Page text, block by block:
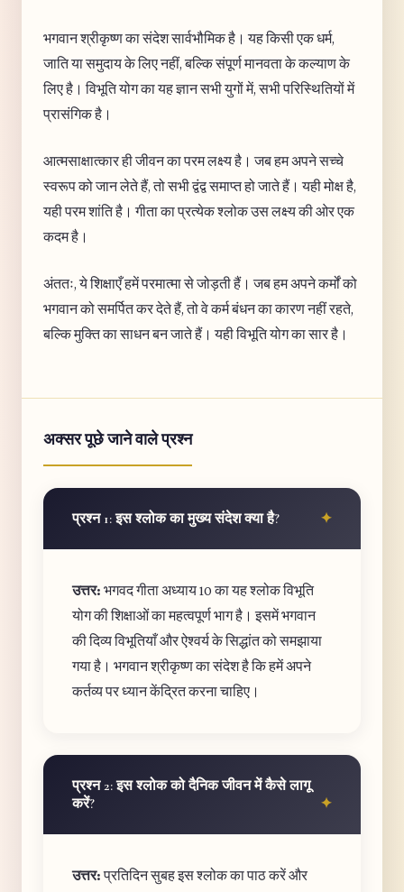
भगवान श्रीकृष्ण का संदेश सार्वभौमिक है। यह किसी एक धर्म,
जाति या समुदाय के लिए नहीं, बल्कि संपूर्ण मानवता के कल्याण के
लिए है। विभूति योग का यह ज्ञान सभी युगों में, सभी परिस्थितियों में
प्रासंगिक है।
आत्मसाक्षात्कार ही जीवन का परम लक्ष्य है। जब हम अपने सच्चे
स्वरूप को जान लेते हैं, तो सभी द्वंद्व समाप्त हो जाते हैं। यही मोक्ष है,
यही परम शांति है। गीता का प्रत्येक श्लोक उस लक्ष्य की ओर एक
कदम है।
अंततः, ये शिक्षाएँ हमें परमात्मा से जोड़ती हैं। जब हम अपने कर्मों को
भगवान को समर्पित कर देते हैं, तो वे कर्म बंधन का कारण नहीं रहते,
बल्कि मुक्ति का साधन बन जाते हैं। यही विभूति योग का सार है।
अक्सर पूछे जाने वाले प्रश्न
प्रश्न 1: इस श्लोक का मुख्य संदेश क्या है?
उत्तर: भगवद गीता अध्याय 10 का यह श्लोक विभूति
योग की शिक्षाओं का महत्वपूर्ण भाग है। इसमें भगवान
की दिव्य विभूतियाँ और ऐश्वर्य के सिद्धांत को समझाया
गया है। भगवान श्रीकृष्ण का संदेश है कि हमें अपने
कर्तव्य पर ध्यान केंद्रित करना चाहिए।
प्रश्न 2: इस श्लोक को दैनिक जीवन में कैसे लागू
करें?
उत्तर:प्रतिदिन सुबह इस श्लोक का पाठ करें और